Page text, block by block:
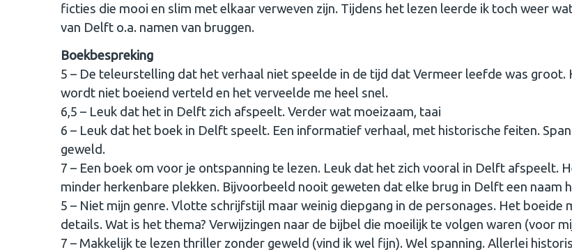
ficties die mooi en slim met elkaar verweven zijn. Tijdens het lezen leerde ik toch weer
van Delft o.a. namen van bruggen.
Boekbespreking
5 – De teleurstelling dat het verhaal niet speelde in de tijd dat Vermeer leefde was groot.
wordt niet boeiend verteld en het verveelde me heel snel.
6,5 – Leuk dat het in Delft zich afspeelt. Verder wat moeizaam, taai
6 – Leuk dat het boek in Delft speelt. Een informatief verhaal, met historische feiten.
geweld.
7 – Een boek om voor je ontspanning te lezen. Leuk dat het zich vooral in Delft afspeelt.
minder herkenbare plekken. Bijvoorbeeld nooit geweten dat elke brug in Delft een naam
5 – Niet mijn genre. Vlotte schrijfstijl maar weinig diepgang in de personages. Het boeide
details. Wat is het thema? Verwijzingen naar de bijbel die moeilijk te volgen waren (voor
7 – Makkelijk te lezen thriller zonder geweld (vind ik wel fijn). Wel spanning. Allerlei